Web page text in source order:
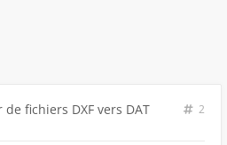
de fichiers DXF vers DAT
2